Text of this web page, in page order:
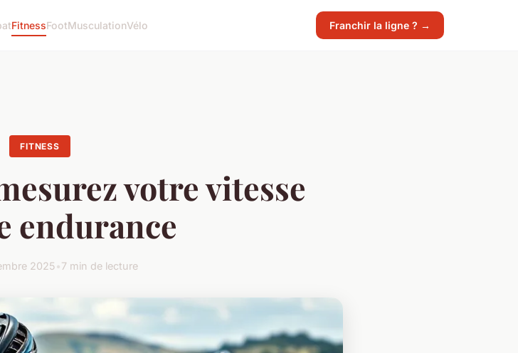
FitnessFootMusculationVélo Franchir la ligne ? →
FITNESS
votre vitesse
endurance
2025•7 min de lecture